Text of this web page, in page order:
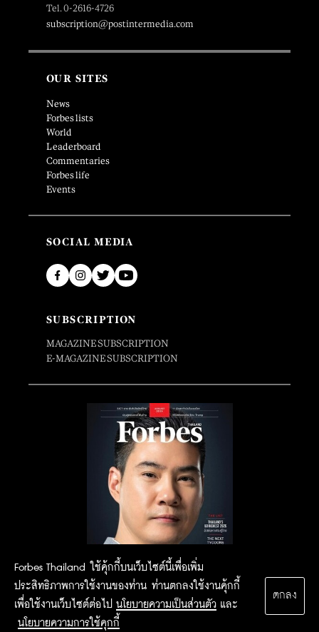
Forbes Thailand ใช้คุ้กกี้บนเว็บไซต์นี้เพื่อเพิ่ม
ประสิทธิภาพการใช้งานของท่าน ท่านตกลงใช้งานคุ้กกี้
เพื่อใช้งานเว็บไซต์ต่อไป นโยบายความเป็นส่วนตัว และ
นโยบายความการใช้คุกกี้
ตกลง
Tel. 0-2616-4726
subscription@postintermedia.com
OUR SITES
News
Forbes lists
World
Leaderboard
Commentaries
Forbes life
Events
SOCIAL MEDIA
SUBSCRIPTION
MAGAZINE SUBSCRIPTION
E-MAGAZINE SUBSCRIPTION